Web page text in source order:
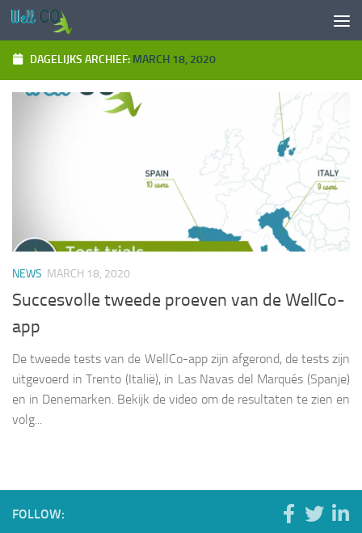
Doorgaan naar inhoud
DAGELIJKS ARCHIEF: MARCH 18, 2020
NEWS MARCH 18, 2020
Succesvolle tweede proeven van de WellCo-
app
De tweede tests van de WellCo-app zijn afgerond, de tests zijn
uitgevoerd in Trento (Italië), in Las Navas del Marqués (Spanje)
en in Denemarken. Bekijk de video om de resultaten te zien en
volg...
FOLLOW: